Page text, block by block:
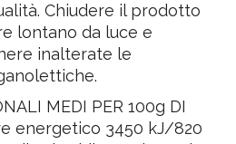
Chiudere il prodotto
lontano da luce e
inalterate le
MEDI PER 100g DI
energetico 3450 kJ/820